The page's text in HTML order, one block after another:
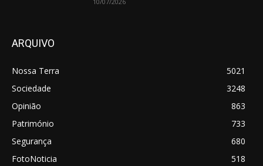
ARQUIVO
Nossa Terra
5021
Sociedade
3248
Opinião
863
Património
733
Segurança
680
FotoNoticia
518